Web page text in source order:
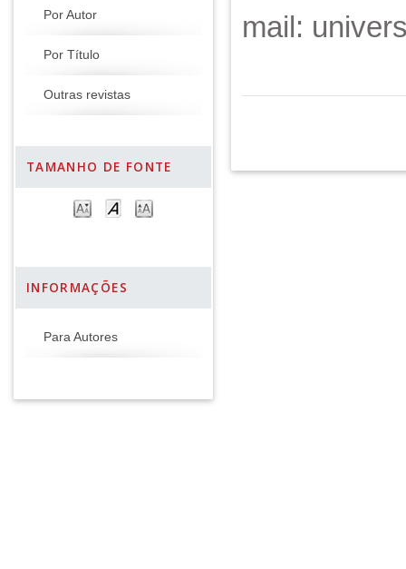
Por Autor
Por Título
Outras revistas
TAMANHO DE FONTE
INFORMAÇÕES
Para Autores
mail: